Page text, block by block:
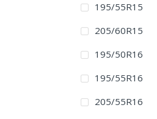
195/55R15
205/60R15
195/50R16
195/55R16
205/55R16